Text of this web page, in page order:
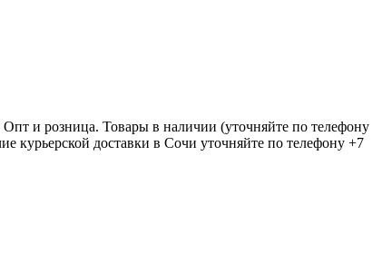
Опт и розница. Товары в наличии (уточняйте по телефону
курьерской доставки в Сочи уточняйте по телефону +7